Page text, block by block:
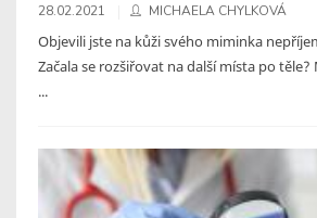
28.02.2021 MICHAELA CHYLKOVÁ
Objevili jste na kůži svého miminka
Začala se rozšiřovat na další místa po
...